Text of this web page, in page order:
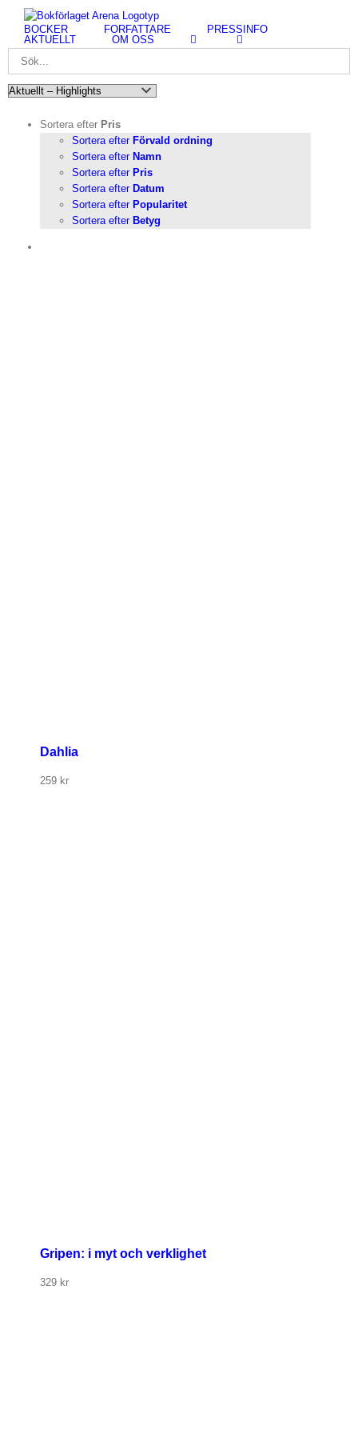
Fortsätt
innehållet
BÖCKER FÖRFATTARE
PRESSINFO
AKTUELLT
OM OSS
Sortera efter Pris
Sortera efter Förvald ordning
Sortera efter Namn
Sortera efter Pris
Sortera efter Datum
Sortera efter Popularitet
Sortera efter Betyg
Dahlia
259 kr
Gripen: i myt och verklighet
329 kr